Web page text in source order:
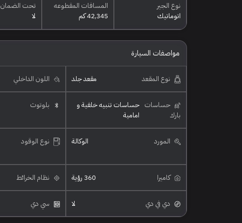
نوع الجير
اتوماتيك
المسافات المقطوعه
42,345 كم
تحت الضمان
لا
مواصفات السيارة
نوع المقعد مقعد جلد اللون الداخلي
حساسات
بارك
حساسات تنبيه خلفية و
امامية
بلوتوث
المورد الوكالة نوع الوقود
كاميرا 360 رؤية نظام الخرائط
دي في دي لا سي دي